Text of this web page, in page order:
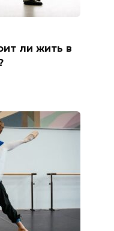
ли жить в